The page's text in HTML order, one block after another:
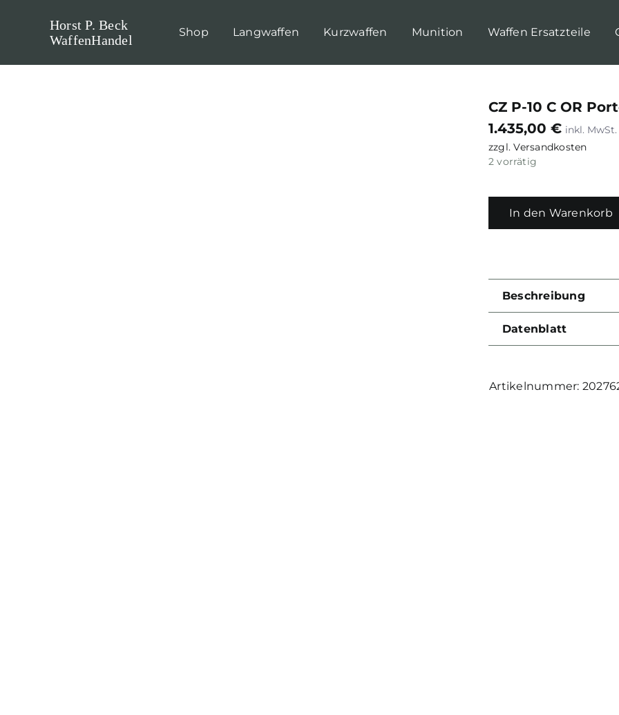
Horst P. Beck
WaffenHandel
Shop Langwaffen Kurzwaffen Munition Waffen Ersatzteile
CZ P-10 C OR
1.435,00 €
zzgl.Versandkosten
2 vorrätig
In den Warenkorb
Beschreibung
Datenblatt